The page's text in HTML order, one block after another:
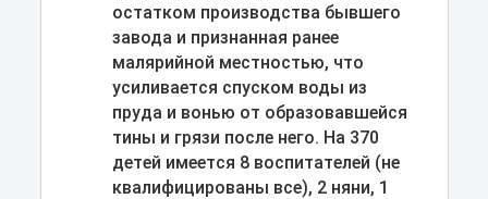
остатком производства бывшего
завода и признанная ранее
малярийной местностью, что
усиливается спуском воды из
пруда и вонью от образовавшейся
тины и грязи после него. На 370
детей имеется 8 воспитателей (не
квалифицированы все), 2 няни, 1